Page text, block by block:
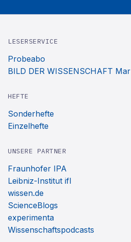
LESERSERVICE
Probeabo
BILD DER WISSENSCHAFT
HEFTE
Sonderhefte
Einzelhefte
UNSERE PARTNER
Fraunhofer IPA
Leibniz-Institut ifl
wissen.de
ScienceBlogs
experimenta
Wissenschaftspodcasts